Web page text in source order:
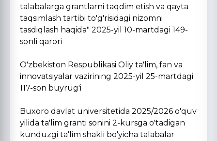
talabalarga grantlarni taqdim etish va qayta
taqsimlash tartibi to'g'risidagi nizomni
tasdiqlash haqida" 2025-yil 10-martdagi 149-
sonli qarori
O'zbekiston Respublikasi Oliy ta'lim, fan va
innovatsiyalar vazirining 2025-yil 25-martdagi
117-son buyrug'i
Buxoro davlat universitetida 2025/2026 o'quv
yilida ta'lim granti sonini 2-kursga o'tadigan
kunduzgi ta'lim shakli bo'yicha talabalar